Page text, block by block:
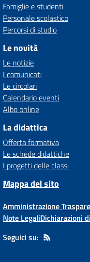
Famiglie e studenti
Personale scolastico
Percorsi di studio
Le novità
Le notizie
I comunicati
Le circolari
Calendario eventi
Albo online
La didattica
Offerta formativa
Le schede didattiche
I progetti delle classi
Mappa del sito
Amministrazione
Note LegaliDichiarazioni
Seguici su: